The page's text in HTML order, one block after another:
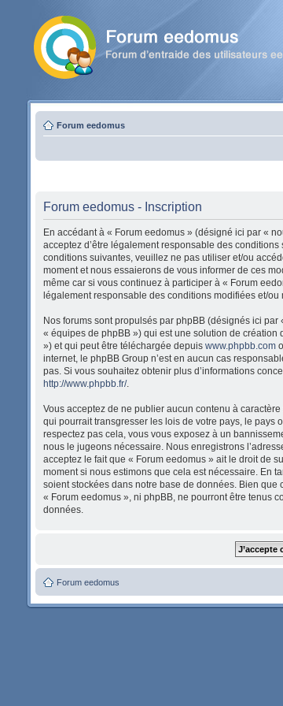
Forum eedomus
Forum eedomus - Inscription
En accédant à « Forum eedomus » (désigné ici par «
acceptez d’être légalement responsable des
conditions suivantes, veuillez ne pas utiliser et/ou
moment et nous essaierons de vous informer de ces
même car si vous continuez à participer à « Forum
légalement responsable des conditions modifiées et/ou
Nos forums sont propulsés par phpBB (désignés ici
« équipes de phpBB ») qui est une solution de création
») et qui peut être téléchargée depuis www.phpbb.com
internet, le phpBB Group n’est en aucun cas
pas. Si vous souhaitez obtenir plus d’informations
http://www.phpbb.fr/.
Vous acceptez de ne publier aucun contenu à
qui pourrait transgresser les lois de votre pays, le pays
respectez pas cela, vous vous exposez à un
nous le jugeons nécessaire. Nous enregistrons
acceptez le fait que « Forum eedomus » ait le droit de
moment si nous estimons que cela est nécessaire. En
soient stockées dans notre base de données. Bien
« Forum eedomus », ni phpBB, ne pourront être tenus
données.
Forum eedomus